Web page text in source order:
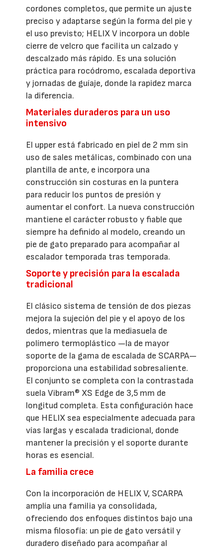
cordones completos, que permite un ajuste
preciso y adaptarse según la forma del pie y
el uso previsto; HELIX V incorpora un doble
cierre de velcro que facilita un calzado y
descalzado más rápido. Es una solución
práctica para rocódromo, escalada deportiva
y jornadas de guíaje, donde la rapidez marca
la diferencia.
Materiales duraderos para un uso
intensivo
El upper está fabricado en piel de 2 mm sin
uso de sales metálicas, combinado con una
plantilla de ante, e incorpora una
construcción sin costuras en la puntera
para reducir los puntos de presión y
aumentar el confort. La nueva construcción
mantiene el carácter robusto y fiable que
siempre ha definido al modelo, creando un
pie de gato preparado para acompañar al
escalador temporada tras temporada.
Soporte y precisión para la escalada
tradicional
El clásico sistema de tensión de dos piezas
mejora la sujeción del pie y el apoyo de los
dedos, mientras que la mediasuela de
polímero termoplástico —la de mayor
soporte de la gama de escalada de SCARPA—
proporciona una estabilidad sobresaliente.
El conjunto se completa con la contrastada
suela Vibram® XS Edge de 3,5 mm de
longitud completa. Esta configuración hace
que HELIX sea especialmente adecuada para
vías largas y escalada tradicional, donde
mantener la precisión y el soporte durante
horas es esencial.
La familia crece
Con la incorporación de HELIX V, SCARPA
amplía una familia ya consolidada,
ofreciendo dos enfoques distintos bajo una
misma filosofía: un pie de gato versátil y
duradero diseñado para acompañar al